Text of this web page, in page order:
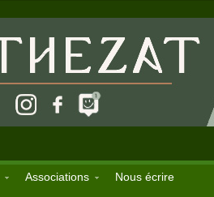
Associations Nous écrire